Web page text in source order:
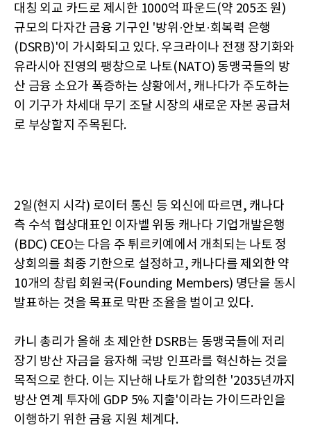
대칭 외교 카드로 제시한 1000억 파운드(약 205조 원)
규모의 다자간 금융 기구인 '방위·안보·회복력 은행
(DSRB)'이 가시화되고 있다. 우크라이나 전쟁 장기화와
유라시아 진영의 팽창으로 나토(NATO) 동맹국들의 방
산 금융 소요가 폭증하는 상황에서, 캐나다가 주도하는
이 기구가 차세대 무기 조달 시장의 새로운 자본 공급처
로 부상할지 주목된다.
2일(현지 시각) 로이터 통신 등 외신에 따르면, 캐나다
측 수석 협상대표인 이자벨 위동 캐나다 기업개발은행
(BDC) CEO는 다음 주 튀르키예에서 개최되는 나토 정
상회의를 최종 기한으로 설정하고, 캐나다를 제외한 약
10개의 창립 회원국(Founding Members) 명단을 동시
발표하는 것을 목표로 막판 조율을 벌이고 있다.
카니 총리가 올해 초 제안한 DSRB는 동맹국들에 저리
장기 방산 자금을 융자해 국방 인프라를 혁신하는 것을
목적으로 한다. 이는 지난해 나토가 합의한 '2035년까지
방산 연계 투자에 GDP 5% 지출'이라는 가이드라인을
이행하기 위한 금융 지원 체계다.